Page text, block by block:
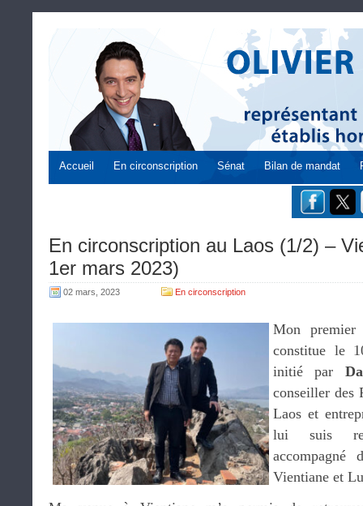
Accueil En circonscription Sénat Bilan de mandat
En circonscription au Laos (1/2) –
1er mars 2023)
02 mars, 2023 En circonscription
Mon premier
constitue le
initié par
conseiller des
Laos et
lui suis
Vientiane et